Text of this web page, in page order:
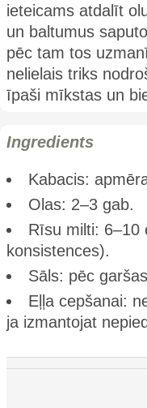
ieteicams atdalīt
un baltumus
pēc tam tos
nelielais triks
īpaši mīkstas un
Ingredients
Kabacis:
Olas: 2–3 gab.
Rīsu milti: 6–10
konsistences).
Sāls: pēc
Eļļa cepšanai:
ja izmantojat